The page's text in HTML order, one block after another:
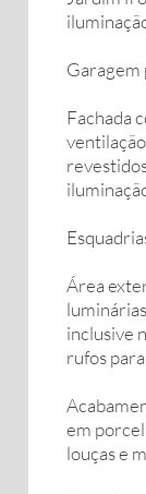
Garagem
Fachada
Área
inclusive
rufos
em
louças e